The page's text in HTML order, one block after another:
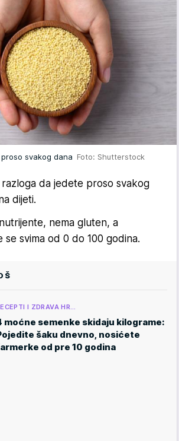
svakog dana Foto: Shutterstock
da jedete proso svakog
dijeti.
nema gluten, a
se svima od 0 do 100 godina.
I ZDRAVA HR…
moćne semenke skidaju kilograme:
šaku dnevno, nosićete
od pre 10 godina